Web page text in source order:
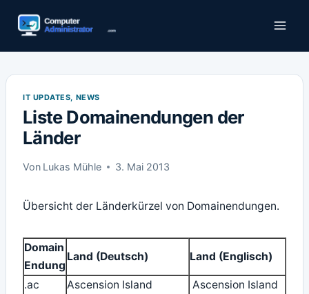
Inhalt
IT UPDATES, NEWS
Liste Domainendungen der
Länder
Von Lukas Mühle 3. Mai 2013
Übersicht der Länderkürzel von Domainendungen.
Domain
Endung
Land (Deutsch) Land (Englisch)
.ac Ascension Island
Ascension Island